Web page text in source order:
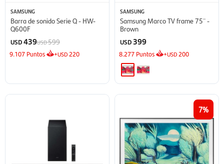
SAMSUNG
Barra de sonido Serie Q - HW-
Q600F
USD439USD599
9.107 Puntos +USD 220
SAMSUNG
Samsung Marco TV frame 75¨ -
Brown
USD 399
8.277 Puntos +USD 200
7